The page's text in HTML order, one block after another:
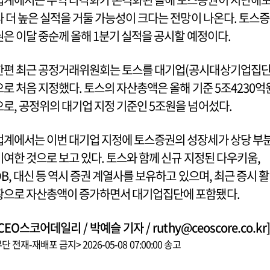
더 높은 실적을 거둘 가능성이 크다는 전망이 나온다. 토스증
은 이달 중순께 올해 1분기 실적을 공시할 예정이다.
편 최근 공정거래위원회는 토스를 대기업(공시대상기업집
로 처음 지정했다. 토스의 자산총액은 올해 기준 5조4230억
로, 공정위의 대기업 지정 기준인 5조원을 넘어섰다.
계에서는 이번 대기업 지정에 토스증권의 성장세가 상당 부
여한 것으로 보고 있다. 토스와 함께 신규 지정된 다우키움,
대신 등 역시 증권 계열사를 보유하고 있으며, 최근 증시 활
으로 자산총액이 증가하면서 대기업집단에 포함됐다.
스코어데일리 / 박예슬 기자 / ruthy@ceoscore.co.kr]
전재-재배포 금지> 2026-05-08 07:00:00 송고